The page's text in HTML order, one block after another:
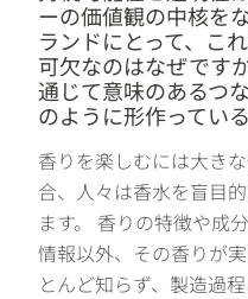
ーの価値観の中核を
ランドにとって、こ
可欠なのはなぜです
通じて意味のあるつ
のように形作ってい
香りを楽しむには大き
合、人々は香水を盲目
ます。 香りの特徴や成
情報以外、その香りが
とんど知らず、製造過